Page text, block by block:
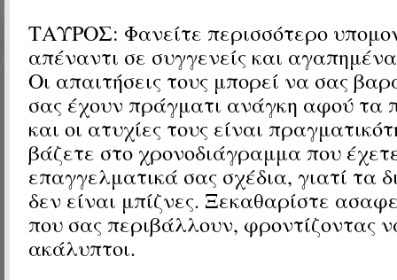
ΤΑΥΡΟΣ: Φανείτε περισσότερο
απέναντι σε συγγενείς και
Οι απαιτήσεις τους μπορεί να σας
σας έχουν πράγματι ανάγκη αφού τα
και οι ατυχίες τους είναι
βάζετε στο χρονοδιάγραμμα που
επαγγελματικά σας σχέδια, γιατί τα
δεν είναι μπίζνες. Ξεκαθαρίστε
που σας περιβάλλουν, φροντίζοντας
ακάλυπτοι.